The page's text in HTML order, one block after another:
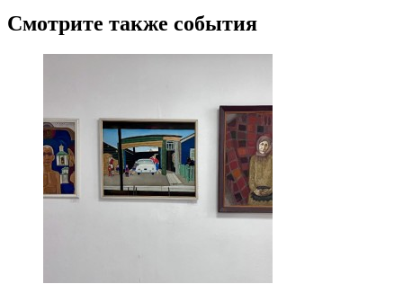
Смотрите также события